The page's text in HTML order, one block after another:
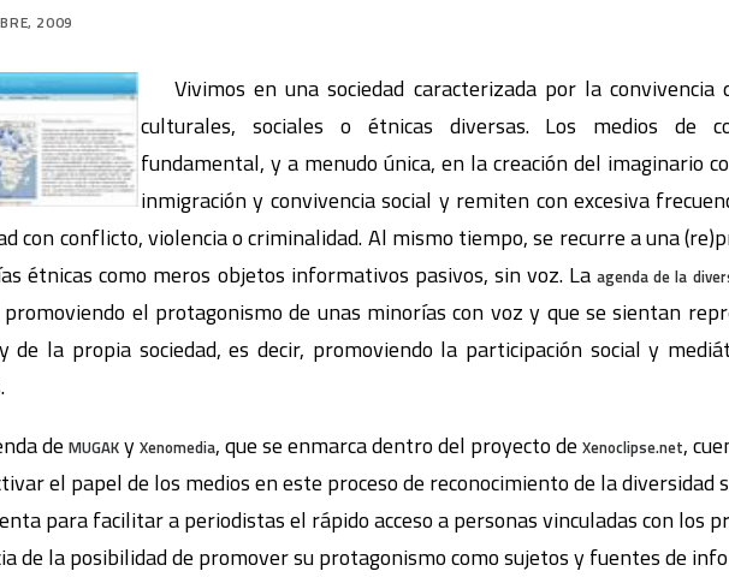
2009
Vivimos en una sociedad caracterizada por la convivencia
culturales, sociales o étnicas diversas. Los medios de
fundamental, y a menudo única, en la creación del imaginario
inmigración y convivencia social y remiten con excesiva
con conflicto, violencia o criminalidad. Al mismo tiempo, se recurre a una
étnicas como meros objetos informativos pasivos, sin voz. Laagenda de la
el protagonismo de unas minorías con voz y que se sientan
de la propia sociedad, es decir, promoviendo la participación social y
de MUGAK y Xenomedia, que se enmarca dentro del proyecto de Xenoclipse.net,
el papel de los medios en este proceso de reconocimiento de la diversidad
para facilitar a periodistas el rápido acceso a personas vinculadas con los
de la posibilidad de promover su protagonismo como sujetos y fuentes de